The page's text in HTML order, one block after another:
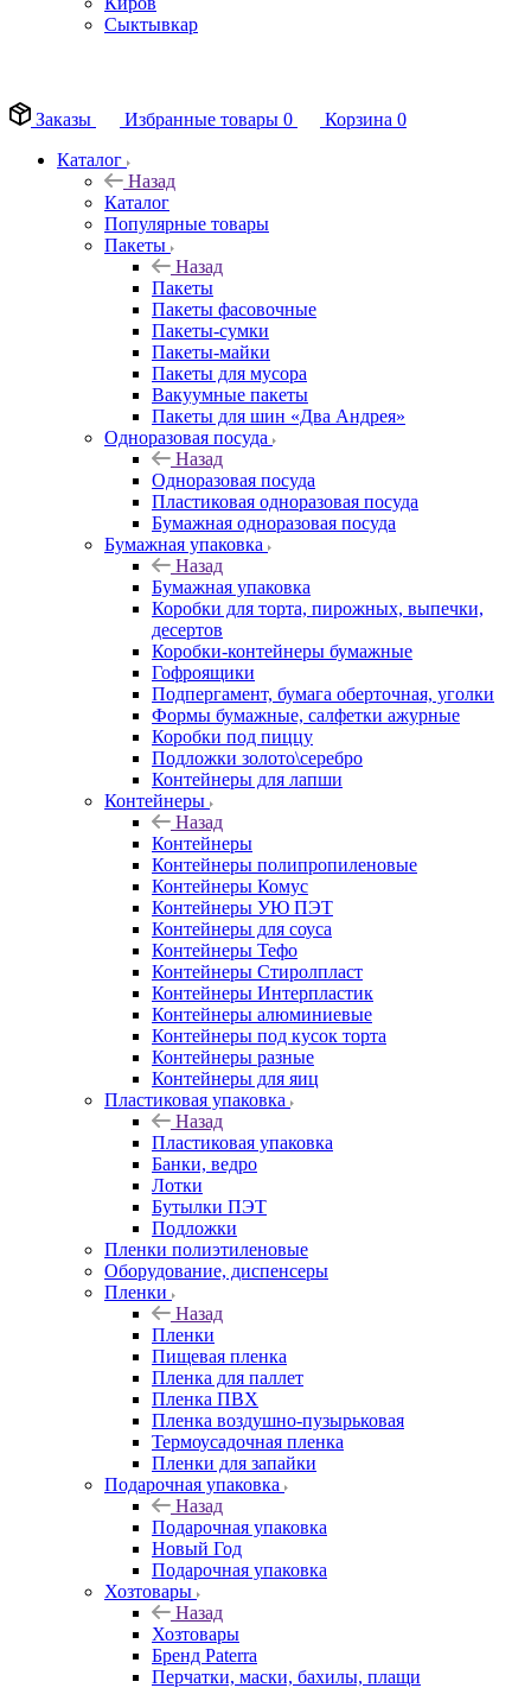
Сыктывкар
Заказы
Избранные товары 0 Корзина 0
Каталог
Назад
Каталог
Популярные товары
Пакеты
Назад
Пакеты
Пакеты фасовочные
Пакеты-сумки
Пакеты-майки
Пакеты для мусора
Вакуумные пакеты
Пакеты для шин «Два Андрея»
Одноразовая посуда
Назад
Одноразовая посуда
Пластиковая одноразовая посуда
Бумажная одноразовая посуда
Бумажная упаковка
Назад
Бумажная упаковка
Коробки для торта, пирожных, выпечки,
десертов
Коробки-контейнеры бумажные
Гофроящики
Подпергамент, бумага оберточная, уголки
Формы бумажные, салфетки ажурные
Коробки под пиццу
Подложки золото\серебро
Контейнеры для лапши
Контейнеры
Назад
Контейнеры
Контейнеры полипропиленовые
Контейнеры Комус
Контейнеры УЮ ПЭТ
Контейнеры для соуса
Контейнеры Тефо
Контейнеры Стиролпласт
Контейнеры Интерпластик
Контейнеры алюминиевые
Контейнеры под кусок торта
Контейнеры разные
Контейнеры для яиц
Пластиковая упаковка
Назад
Пластиковая упаковка
Банки, ведро
Лотки
Бутылки ПЭТ
Подложки
Пленки полиэтиленовые
Оборудование, диспенсеры
Пленки
Назад
Пленки
Пищевая пленка
Пленка для паллет
Пленка ПВХ
Пленка воздушно-пузырьковая
Термоусадочная пленка
Пленки для запайки
Подарочная упаковка
Назад
Подарочная упаковка
Новый Год
Подарочная упаковка
Хозтовары
Назад
Хозтовары
Бренд Paterra
Перчатки, маски, бахилы, плащи